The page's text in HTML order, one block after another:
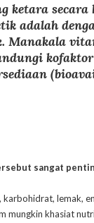
ketara
adalah
Manakala
(
sangat
lemak,
mungkin khasiat